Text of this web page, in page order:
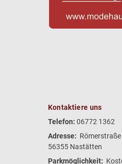
Kontaktiere uns
Telefon: 06772 1362
Adresse: Römerstraße
56355 Nastätten
Parkmöglichkeit: